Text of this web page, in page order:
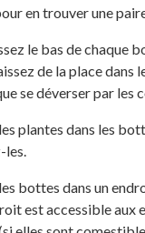
en trouver une
le bas de chaque
de la place dans
se déverser par les
plantes dans les
bottes dans un
est accessible aux